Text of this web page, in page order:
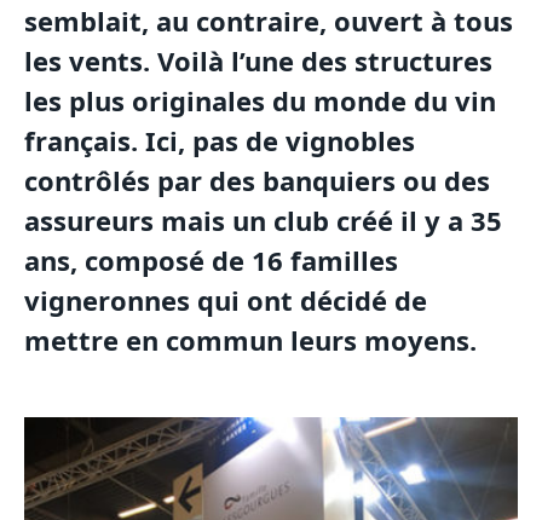
semblait, au contraire, ouvert à tous
les vents. Voilà l’une des structures
les plus originales du monde du vin
français. Ici, pas de vignobles
contrôlés par des banquiers ou des
assureurs mais un club créé il y a 35
ans, composé de 16 familles
vigneronnes qui ont décidé de
mettre en commun leurs moyens.